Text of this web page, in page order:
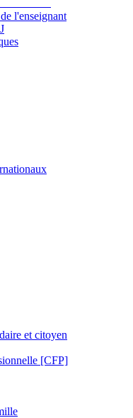
l'enseignant
et citoyen
[CFP]